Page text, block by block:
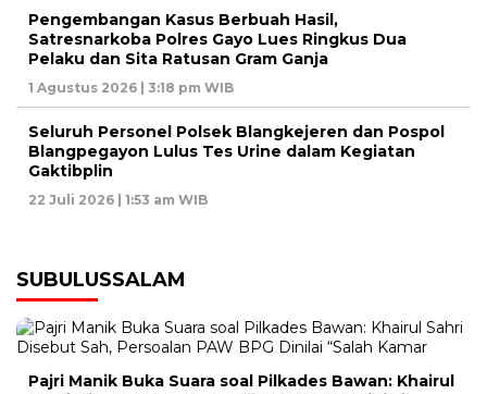
Pengembangan Kasus Berbuah Hasil,
Satresnarkoba Polres Gayo Lues Ringkus Dua
Pelaku dan Sita Ratusan Gram Ganja
1 Agustus 2026 | 3:18 pm WIB
Seluruh Personel Polsek Blangkejeren dan Pospol
Blangpegayon Lulus Tes Urine dalam Kegiatan
Gaktibplin
22 Juli 2026 | 1:53 am WIB
SUBULUSSALAM
Pajri Manik Buka Suara soal Pilkades Bawan: Khairul